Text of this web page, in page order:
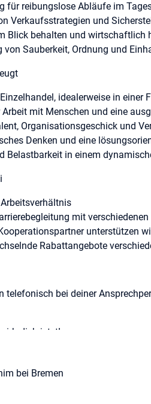
für reibungslose Abläufe im
Verkaufsstrategien und
Blick behalten und wirtschaftlich
von Sauberkeit, Ordnung und
idealerweise in einer
Arbeit mit Menschen und eine
Organisationsgeschick und
Denken und eine
Belastbarkeit in einem
mit
unterstützen
Rabattangebote
telefonisch bei deiner
dich jetzt!
bei Bremen